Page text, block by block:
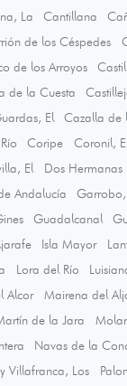
La Cantillana
de los Céspedes
de los Arroyos
de la Cuesta
El
Cazalla de
Coripe Coronil,
El
Dos Hermanas
Andalucía
Guadalcanal
Isla Mayor
Lora del Río
Alcor
Mairena del
de la Jara
Navas de la
Villafranca, Los